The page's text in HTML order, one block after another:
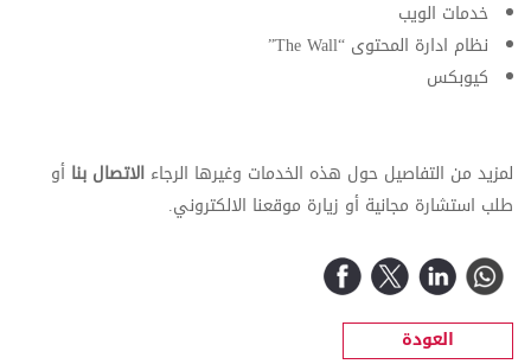
خدمات الويب
نظام ادارة المحتوى “The Wall”
كيوبكس
لمزيد من التفاصيل حول هذه الخدمات وغيرها الرجاء الاتصال بنا أو
طلب استشارة مجانية أو زيارة موقعنا الالكتروني.
العودة